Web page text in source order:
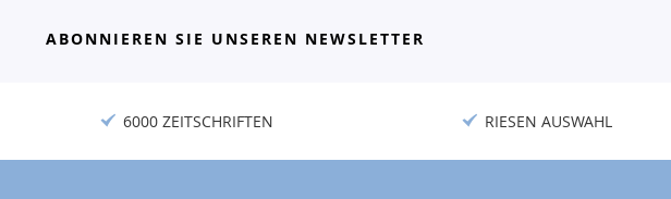
ABONNIEREN SIE UNSEREN NEWSLETTER
6000 ZEITSCHRIFTEN RIESEN AUSWAHL